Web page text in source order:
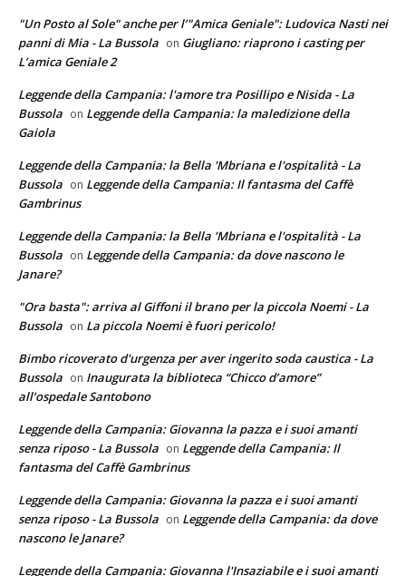
"Un Posto al Sole" anche per l’"Amica Geniale": Ludovica Nasti nei
panni di Mia - La Bussola on Giugliano: riaprono i casting per
L’amica Geniale 2
Leggende della Campania: l'amore tra Posillipo e Nisida - La
Bussola on Leggende della Campania: la maledizione della
Gaiola
Leggende della Campania: la Bella 'Mbriana e l'ospitalità - La
Bussola on Leggende della Campania: Il fantasma del Caffè
Gambrinus
Leggende della Campania: la Bella 'Mbriana e l'ospitalità - La
Bussola on Leggende della Campania: da dove nascono le
Janare?
"Ora basta": arriva al Giffoni il brano per la piccola Noemi - La
Bussola on La piccola Noemi è fuori pericolo!
Bimbo ricoverato d'urgenza per aver ingerito soda caustica - La
Bussola on Inaugurata la biblioteca “Chicco d’amore”
all’ospedale Santobono
Leggende della Campania: Giovanna la pazza e i suoi amanti
senza riposo - La Bussola on Leggende della Campania: Il
fantasma del Caffè Gambrinus
Leggende della Campania: Giovanna la pazza e i suoi amanti
senza riposo - La Bussola on Leggende della Campania: da dove
nascono le Janare?
Leggende della Campania: Giovanna l'Insaziabile e i suoi amanti